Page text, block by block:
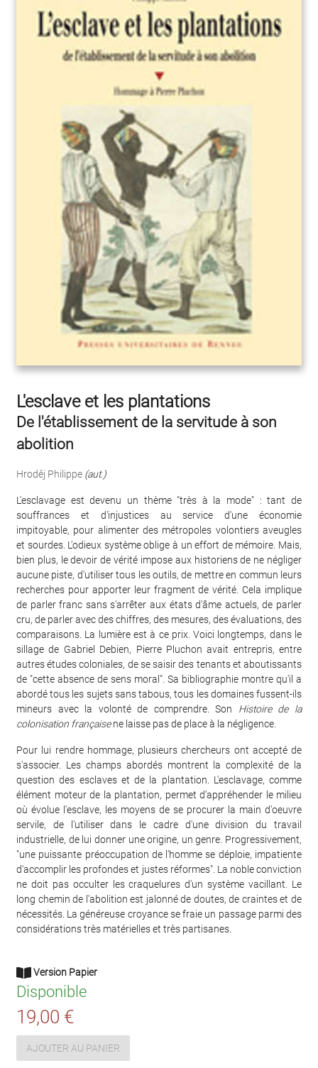
L'esclave et les plantations
De l'établissement de la servitude à son
abolition
Hroděj Philippe (aut.)
L'esclavage est devenu un thème "très à la mode" : tant de
souffrances et d'injustices au service d'une économie
impitoyable, pour alimenter des métropoles volontiers aveugles
et sourdes. L'odieux système oblige à un effort de mémoire. Mais,
bien plus, le devoir de vérité impose aux historiens de ne négliger
aucune piste, d'utiliser tous les outils, de mettre en commun leurs
recherches pour apporter leur fragment de vérité. Cela implique
de parler franc sans s'arrêter aux états d'âme actuels, de parler
cru, de parler avec des chiffres, des mesures, des évaluations, des
comparaisons. La lumière est à ce prix. Voici longtemps, dans le
sillage de Gabriel Debien, Pierre Pluchon avait entrepris, entre
autres études coloniales, de se saisir des tenants et aboutissants
de "cette absence de sens moral". Sa bibliographie montre qu'il a
abordé tous les sujets sans tabous, tous les domaines fussent-ils
mineurs avec la volonté de comprendre. Son Histoire de la
colonisation françaisene laisse pas de place à la négligence.
Pour lui rendre hommage, plusieurs chercheurs ont accepté de
s'associer. Les champs abordés montrent la complexité de la
question des esclaves et de la plantation. L'esclavage, comme
élément moteur de la plantation, permet d'appréhender le milieu
où évolue l'esclave, les moyens de se procurer la main d'oeuvre
servile, de l'utiliser dans le cadre d'une division du travail
industrielle, de lui donner une origine, un genre. Progressivement,
"une puissante préoccupation de l'homme se déploie, impatiente
d'accomplir les profondes et justes réformes". La noble conviction
ne doit pas occulter les craquelures d'un système vacillant. Le
long chemin de l'abolition est jalonné de doutes, de craintes et de
nécessités. La généreuse croyance se fraie un passage parmi des
considérations très matérielles et très partisanes.
Version Papier
Disponible
19,00 €
AJOUTER AU PANIER